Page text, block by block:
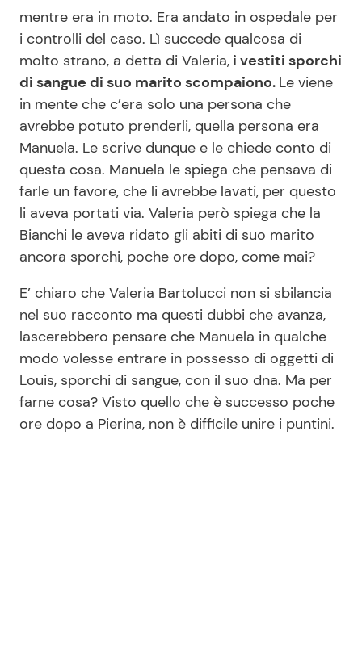
mentre era in moto. Era andato in ospedale per
i controlli del caso. Lì succede qualcosa di
molto strano, a detta di Valeria, i vestiti sporchi
di sangue di suo marito scompaiono. Le viene
in mente che c’era solo una persona che
avrebbe potuto prenderli, quella persona era
Manuela. Le scrive dunque e le chiede conto di
questa cosa. Manuela le spiega che pensava di
farle un favore, che li avrebbe lavati, per questo
li aveva portati via. Valeria però spiega che la
Bianchi le aveva ridato gli abiti di suo marito
ancora sporchi, poche ore dopo, come mai?
E’ chiaro che Valeria Bartolucci non si sbilancia
nel suo racconto ma questi dubbi che avanza,
lascerebbero pensare che Manuela in qualche
modo volesse entrare in possesso di oggetti di
Louis, sporchi di sangue, con il suo dna. Ma per
farne cosa? Visto quello che è successo poche
ore dopo a Pierina, non è difficile unire i puntini.